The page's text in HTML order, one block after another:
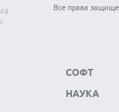
Все права
СОФТ
НАУКА